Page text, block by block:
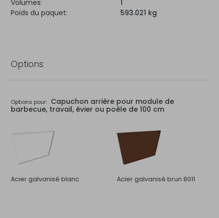
Volumes:
1
Poids du paquet:
593.021 kg
Options
Options pour: Capuchon arrière pour module de
barbecue, travail, évier ou poêle de 100 cm
Acier galvanisé blanc Acier galvanisé brun 8011